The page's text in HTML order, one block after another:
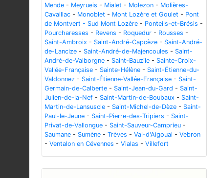
Mende - Meyrueis - Mialet - Molezon - Molières-
Cavaillac - Monoblet - Mont Lozère et Goulet - Pont
de Montvert - Sud Mont Lozère - Ponteils-et-Brésis -
Pourcharesses - Revens - Roquedur - Rousses -
Saint-Ambroix - Saint-André-Capcèze - Saint-André-
de-Lancize - Saint-André-de-Majencoules - Saint-
André-de-Valborgne - Saint-Bauzile - Sainte-Croix-
Vallée-Française - Sainte-Hélène - Saint-Étienne-du-
Valdonnez - Saint-Étienne-Vallée-Française - Saint-
Germain-de-Calberte - Saint-Jean-du-Gard - Saint-
Julien-de-la-Nef - Saint-Martin-de-Boubaux - Saint-
Martin-de-Lansuscle - Saint-Michel-de-Dèze - Saint-
Paul-le-Jeune - Saint-Pierre-des-Tripiers - Saint-
Privat-de-Vallongue - Saint-Sauveur-Camprieu -
Saumane - Sumène - Trèves - Val-d'Aigoual - Vebron
- Ventalon en Cévennes - Vialas - Villefort